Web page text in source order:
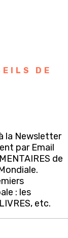
DE
la Newsletter
par Email
de
: les
etc.